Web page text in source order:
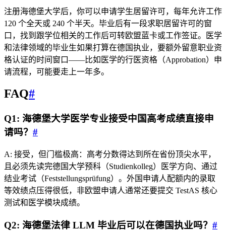
注册海德堡大学后，你可以申请学生居留许可，每年允许工作
120 个全天或 240 个半天。毕业后有一段求职居留许可的窗
口，找到跟学位相关的工作后可转欧盟蓝卡或工作签证。医学
和法律领域的毕业生如果打算在德国执业，要额外留意职业资
格认证的时间窗口——比如医学的行医资格（Approbation）申
请流程，可能要走上一年多。
FAQ#
Q1: 海德堡大学医学专业接受中国高考成绩直接申
请吗？ #
A: 接受，但门槛极高：高考分数得达到所在省份顶尖水平，
且必须先读完德国大学预科（Studienkolleg）医学方向、通过
结业考试（Feststellungsprüfung）。外国申请人配额内的录取
等效绩点压得很低，非欧盟申请人通常还要提交 TestAS 核心
测试和医学模块成绩。
Q2: 海德堡法律 LLM 毕业后可以在德国执业吗？ #